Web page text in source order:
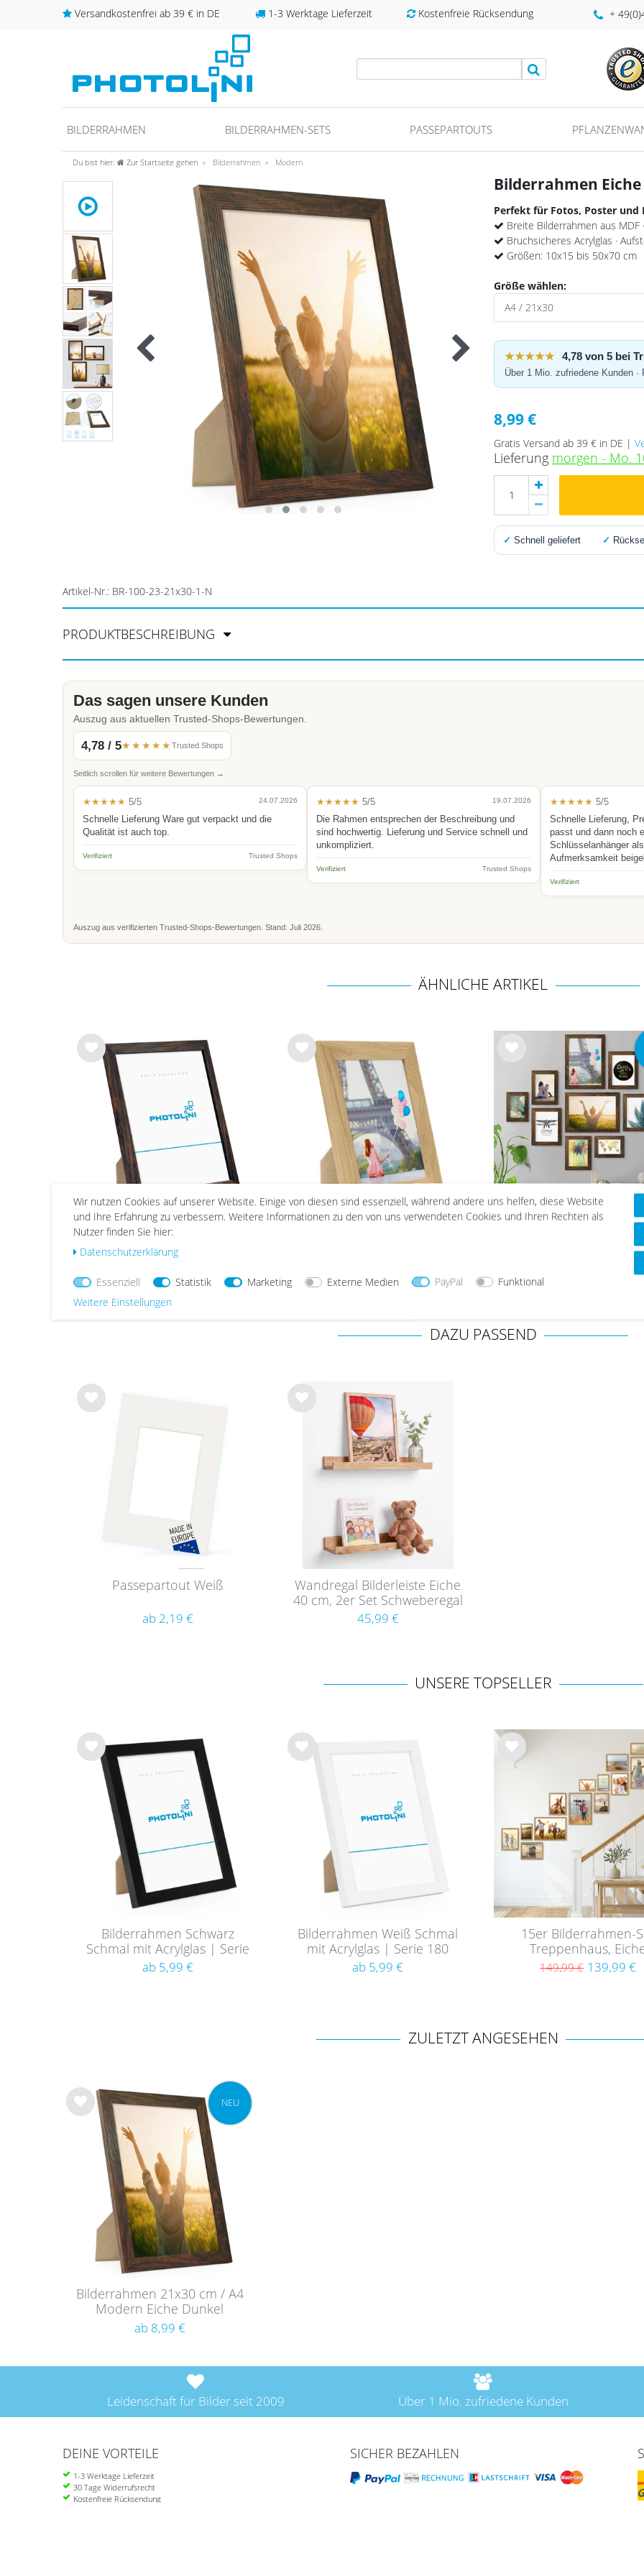
Versandkostenfrei ab 39 € in DE 1-3 Werktage Lieferzeit Kostenfreie Rücksendung +
BILDERRAHMEN BILDERRAHMEN-SETS PASSEPARTOUTS
Du bist hier: Zur Startseite gehen Bilderrahmen Modern
Bilderrahmen
Perfekt für Fotos, Poster und
Breite Bilderrahmen aus MDF
Bruchsicheres Acrylglas ·
Größen: 10x15 bis 50x70 cm
Größe wählen:
★★★★★ 4,78 von 5 bei
Über 1 Mio. zufriedene Kunden
8,99 €
Gratis Versand ab 39 € in DE |
Lieferung morgen - Mo.
✓ Schnell geliefert ✓
Artikel-Nr.: BR-100-23-21x30-1-N
PRODUKTBESCHREIBUNG
Das sagen unsere Kunden
Auszug aus aktuellen Trusted-Shops-Bewertungen.
4,78 / 5★★★★★ Trusted Shops
Seitlich scrollen für weitere Bewertungen →
★★★★★ 5/5 24.07.2026
Schnelle Lieferung Ware gut verpackt und die
Qualität ist auch top.
Verifiziert Trusted Shops
★★★★★ 5/5 19.07.2026
Die Rahmen entsprechen der Beschreibung und
sind hochwertig. Lieferung und Service schnell und
unkompliziert.
Verifiziert Trusted Shops
★★★★★ 5/5
Schnelle Lieferung,
passt und dann noch
Schlüsselanhänger
Aufmerksamkeit
Verifiziert
Auszug aus verifizierten Trusted-Shops-Bewertungen. Stand: Juli 2026.
ÄHNLICHE ARTIKEL
Wu
Bilderrahmen Eiche Dunkel
Schmal mit Acrylglas | Serie
Wu
e
Dunkel breit modern
DAZU PASSEND
Wu
Passepartout Weiß
ab 2,19 €
Wu
Wandregal Bilderleiste Eiche
40 cm, 2er Set Schweberegal
Holz
45,99 €
UNSERE TOPSELLER
Wu
Bilderrahmen Schwarz
Schmal mit Acrylglas | Serie
180
ab 5,99 €
Wu
Bilderrahmen Weiß Schmal
mit Acrylglas | Serie 180
ab 5,99 €
Wu
15er Bilderrahmen-
Treppenhaus,
Massivholz (EU)
149,99 € 139,99 €
ZULETZT ANGESEHEN
Wu
NEU
Bilderrahmen 21x30 cm / A4
Modern Eiche Dunkel
ab 8,99 €
Leidenschaft für Bilder seit 2009 Über 1 Mio. zufriedene Kunden
DEINE VORTEILE
1-3 Werktage Lieferzeit
30 Tage Widerrufsrecht
Kostenfreie Rücksendung
SICHER BEZAHLEN
Wir nutzen Cookies auf unserer Website. Einige von diesen sind essenziell, während andere uns helfen, diese Website
und Ihre Erfahrung zu verbessern. Weitere Informationen zu den von uns verwendeten Cookies und Ihren Rechten als
Nutzer finden Sie hier:
Daten­schutz­erklärung
Essenziell Statistik Marketing Externe Medien PayPal
Funktional
Weitere Einstellungen